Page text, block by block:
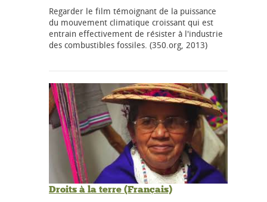
Regarder le film témoignant de la puissance
du mouvement climatique croissant qui est
entrain effectivement de résister à l'industrie
des combustibles fossiles. (350.org, 2013)
Droits à la terre (Français)